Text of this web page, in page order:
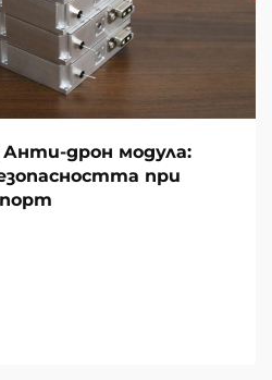
Анти-дрон модула:
при